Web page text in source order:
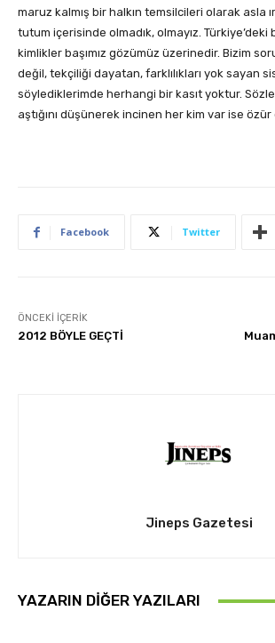
maruz kalmış bir halkın temsilcileri olarak asla
tutum içerisinde olmadık, olmayız.
kimlikler başımız gözümüz üzerinedir. Bizim
değil, tekçiliği dayatan, farklılıkları yok sayan
söylediklerimde herhangi bir kasıt yoktur.
aştığını düşünerek incinen her kim var ise özür
Facebook Twitter
ÖNCEKI İÇERIK
2012 BÖYLE GEÇTİ
Jineps Gazetesi
YAZARIN DIĞER YAZILARI